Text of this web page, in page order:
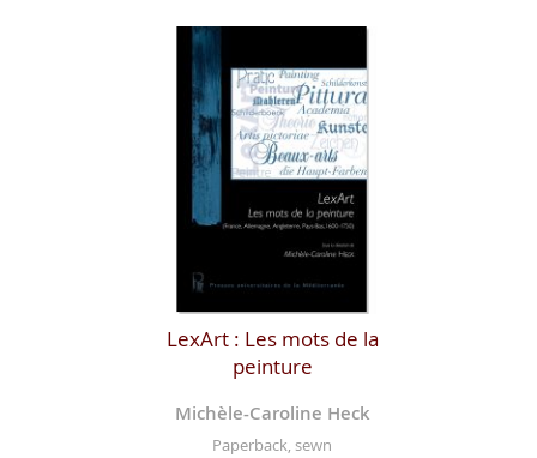
LexArt : Les mots de la
peinture
Michèle-Caroline Heck
Paperback, sewn